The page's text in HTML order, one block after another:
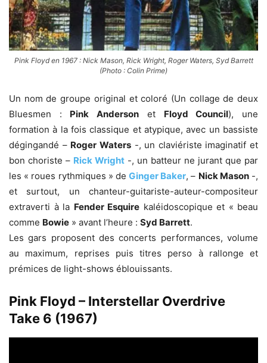
Pink Floyd en 1967 : Nick Mason, Rick Wright, Roger Waters, Syd Barrett
(Photo : Colin Prime)
Un nom de groupe original et coloré (Un collage de deux
Bluesmen : Pink Anderson et Floyd Council), une
formation à la fois classique et atypique, avec un bassiste
dégingandé – Roger Waters-, un claviériste imaginatif et
bon choriste – Rick Wright -, un batteur ne jurant que par
les « roues rythmiques » deGinger Baker, – Nick Mason-,
et surtout, un chanteur-guitariste-auteur-compositeur
extraverti à la Fender Esquire kaléidoscopique et « beau
comme Bowie » avant l’heure : Syd Barrett.
Les gars proposent des concerts performances, volume
au maximum, reprises puis titres perso à rallonge et
prémices de light-shows éblouissants.
Pink Floyd – Interstellar Overdrive
Take 6 (1967)